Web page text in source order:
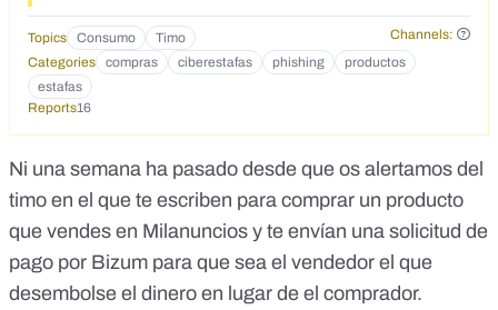
Topics Consumo Timo
Channels:
Categories
compras ciberestafas phishing
productos
estafas
Reports16
Ni una semana ha pasado desde que os alertamos del
timo en el que te escriben para comprar un producto
que vendes en Milanuncios y te envían una solicitud de
pago por Bizum para que sea el vendedor el que
desembolse el dinero en lugar de el comprador.